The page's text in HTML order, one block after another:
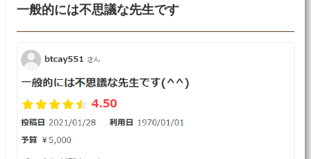
一般的には不思議な先生です